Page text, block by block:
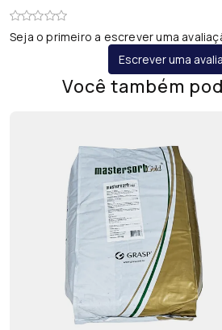
Seja o primeiro a escrever uma
Escrever uma
Você também